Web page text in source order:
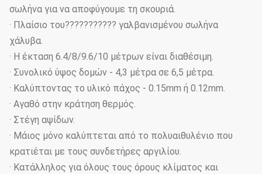
σωλήνα για να αποφύγουμε τη σκουριά.
· Πλαίσιο του??????????? γαλβανισμένου σωλήνα
χάλυβα.
· Η έκταση 6.4/8/9.6/10 μέτρων είναι διαθέσιμη.
· Συνολικό ύψος δομών - 4,3 μέτρα σε 6,5 μέτρα.
· Καλύπτοντας το υλικό πάχος - 0.15mm ή 0.12mm.
· Αγαθό στην κράτηση θερμός.
· Στέγη αψίδων.
· Μάιος μόνο καλύπτεται από το πολυαιθυλένιο που
κρατιέται με τους συνδετήρες αργιλίου.
· Κατάλληλος για όλους τους όρους κλίματος και